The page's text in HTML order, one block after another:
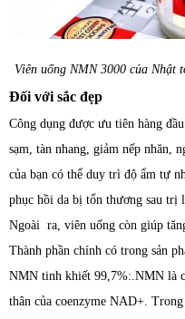
Viên uống NMN 3000 của
Đối với sắc đẹp
Công dụng được ưu tiên hàng
sạm, tàn nhang, giảm nếp nhăn,
của bạn có thể duy trì độ ẩm tự
phục hồi da bị tổn thương sau trị
Ngoài ra, viên uống còn giúp
Thành phần chính có trong sản
NMN tinh khiết 99,7%:.NMN là
thân của coenzyme NAD+.